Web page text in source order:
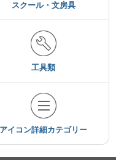
スクール・文房具
工具類
アイコン詳細カテゴリー